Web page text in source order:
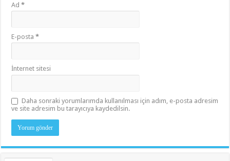
Ad*
E-posta*
İnternet sitesi
Daha sonraki yorumlarımda kullanılması için adım, e-posta adresim
ve site adresim bu tarayıcıya kaydedilsin.